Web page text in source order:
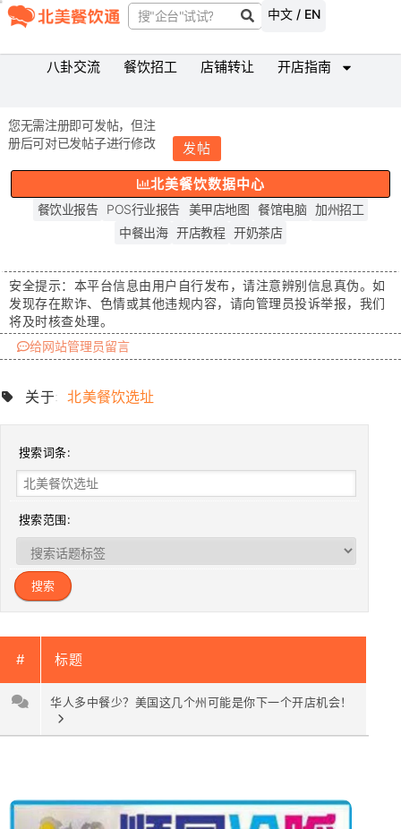
中文 / EN
八卦交流 餐饮招工 店铺转让 开店指南
您无需注册即可发帖，但注
册后可对已发帖子进行修改
发帖
北美餐饮数据中心
餐饮业报告 POS行业报告 美甲店地图 餐馆电脑
加州招工
中餐出海 开店教程 开奶茶店
安全提示： 本平台信息由用户自行发布，请注意辨别信息真伪。如
发现存在欺诈、色情或其他违规内容，请向管理员投诉举报，我们
将及时核查处理。
给网站管理员留言
关于:北美餐饮选址
搜索词条:
搜索范围:
# 标题
华人多中餐少？美国这几个州可能是你下一个开店机会！